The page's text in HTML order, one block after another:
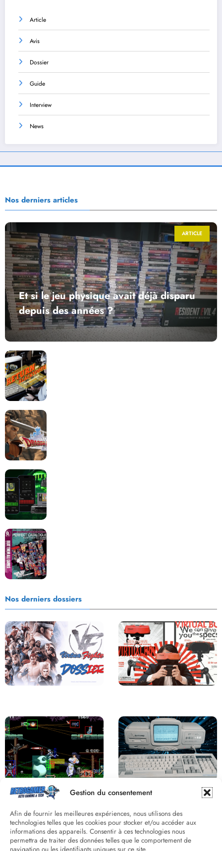
Gestion du consentement
Afin de fournir les meilleures expériences, nous utilisons des
technologies telles que les cookies pour stocker et/ou accéder aux
informations des appareils. Consentir à ces technologies nous
permettra de traiter des données telles que le comportement de
Article
Avis
Dossier
Guide
Interview
News
Nos derniers articles
ARTICLE
Et si le jeu physique avait déjà disparu
depuis des années ?
Nos derniers dossiers
Derrière le pixel : L’art caché de la
hitbox
Une machine incroyable et
inconnue : le Batong BT-686